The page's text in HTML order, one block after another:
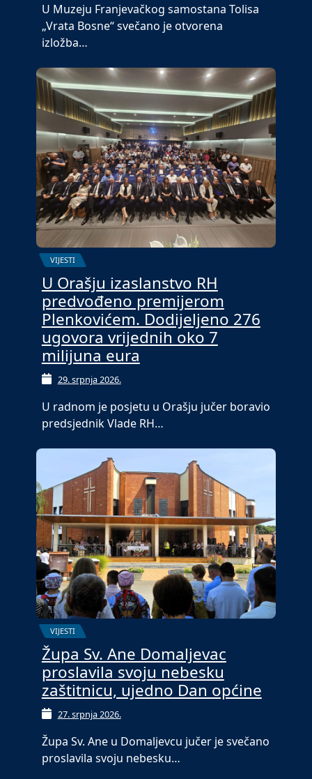
U Muzeju Franjevačkog samostana Tolisa
„Vrata Bosne“ svečano je otvorena
izložba…
VIJESTI
U Orašju izaslanstvo RH
predvođeno premijerom
Plenkovićem. Dodijeljeno 276
ugovora vrijednih oko 7
milijuna eura
29. srpnja 2026.
U radnom je posjetu u Orašju jučer boravio
predsjednik Vlade RH…
VIJESTI
Župa Sv. Ane Domaljevac
proslavila svoju nebesku
zaštitnicu, ujedno Dan općine
27. srpnja 2026.
Župa Sv. Ane u Domaljevcu jučer je svečano
proslavila svoju nebesku…